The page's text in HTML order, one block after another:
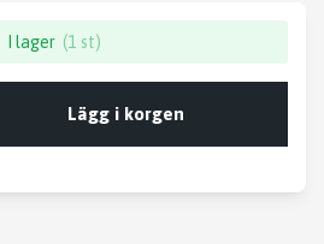
I lager (1 st)
Lägg i korgen